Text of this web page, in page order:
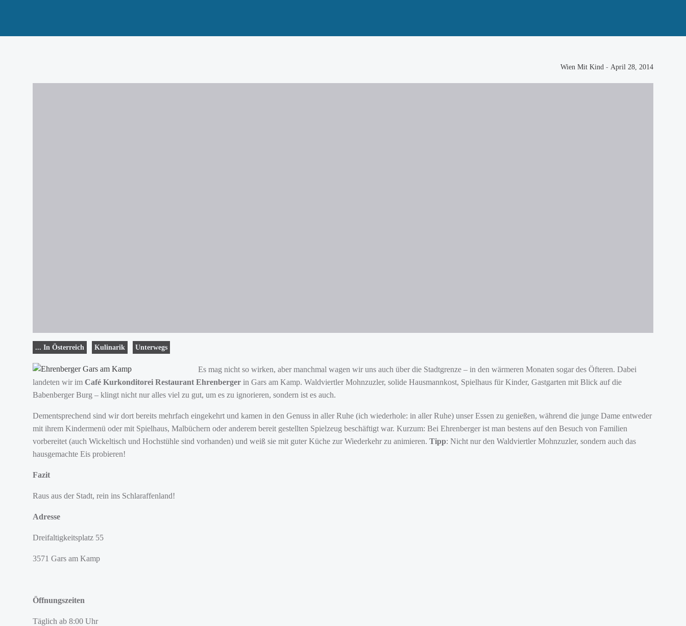
Wien Mit Kind - April 28, 2014
... In Österreich Kulinarik Unterwegs
Es mag nicht so wirken, aber manchmal wagen wir uns auch über die Stadtgrenze – in den wärmeren Monaten sogar des Öfteren. Dabei
landeten wir im Café Kurkonditorei Restaurant Ehrenberger in Gars am Kamp. Waldviertler Mohnzuzler, solide Hausmannkost, Spielhaus für Kinder, Gastgarten mit Blick auf die
Babenberger Burg – klingt nicht nur alles viel zu gut, um es zu ignorieren, sondern ist es auch.
Dementsprechend sind wir dort bereits mehrfach eingekehrt und kamen in den Genuss in aller Ruhe (ich wiederhole: in aller Ruhe) unser Essen zu genießen, während die junge Dame entweder
mit ihrem Kindermenü oder mit Spielhaus, Malbüchern oder anderem bereit gestellten Spielzeug beschäftigt war. Kurzum: Bei Ehrenberger ist man bestens auf den Besuch von Familien
vorbereitet (auch Wickeltisch und Hochstühle sind vorhanden) und weiß sie mit guter Küche zur Wiederkehr zu animieren. Tipp: Nicht nur den Waldviertler Mohnzuzler, sondern auch das
hausgemachte Eis probieren!
Fazit
Raus aus der Stadt, rein ins Schlaraffenland!
Adresse
Dreifaltigkeitsplatz 55
3571 Gars am Kamp
Öffnungszeiten
Täglich ab 8:00 Uhr